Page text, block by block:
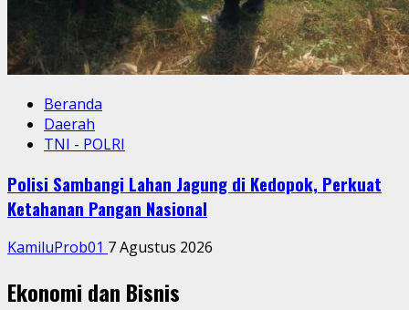
Beranda
Daerah
TNI - POLRI
Polisi Sambangi Lahan Jagung di Kedopok, Perkuat
Ketahanan Pangan Nasional
KamiluProb01 7 Agustus 2026
Ekonomi dan Bisnis